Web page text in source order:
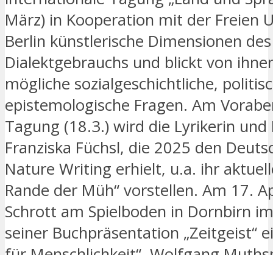
März) in Kooperation mit der Freien
Berlin künstlerische Dimensionen des
Dialektgebrauchs und blickt von
mögliche sozialgeschichtliche,
epistemologische Fragen. Am
Tagung (18.3.) wird die Lyrikerin
Franziska Füchsl, die 2025 den
Nature Writing erhielt, u.a. ihr
Rande der Müh“ vorstellen. Am 17.
Schrott am Spielboden in Dornbirn
seiner Buchpräsentation „Zeitgeist“